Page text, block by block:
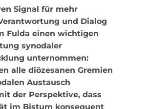
Signal für mehr
und Dialog
Fulda einen wichtigen
synodaler
unternommen:
alle diözesanen Gremien
Austausch
der Perspektive, dass
im Bistum konsequent